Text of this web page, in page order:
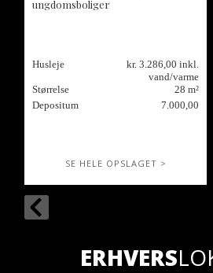
ungdomsboliger
Husleje
kr. 3.286,00 inkl.
vand/varme
Størrelse
28 m²
Depositum
7.000,00
SE HELE OPSLAGET >
ERHVERS